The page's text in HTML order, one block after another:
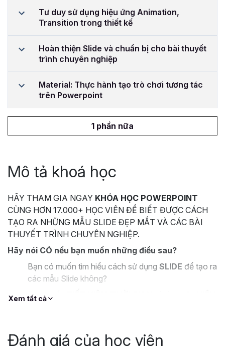
Tư duy sử dụng hiệu ứng Animation,
Transition trong thiết kế
Hoàn thiện Slide và chuẩn bị cho bài thuyết
trình chuyên nghiệp
Material: Thực hành tạo trò chơi tương tác
trên Powerpoint
1 phần nữa
Mô tả khoá học
HÃY THAM GIA NGAY KHÓA HỌC POWERPOINT
CÙNG HƠN 17.000+ HỌC VIÊN ĐỂ BIẾT ĐƯỢC CÁCH
TẠO RA NHỮNG MẪU SLIDE ĐẸP MẮT VÀ CÁC BÀI
THUYẾT TRÌNH CHUYÊN NGHIỆP.
Hãy nói CÓ nếu bạn muốn những điều sau?
Bạn có muốn tìm hiểu cách sử dụng SLIDE để tạo ra
các mẫu Slide không?
Bạn muốn
BẮT MẮT, tuy nhiên lại không biết làm thế nào?
Xem tất cả
Đánh giá của học viên